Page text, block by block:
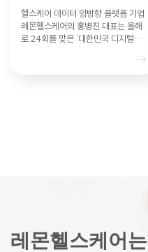
상 과기부 장관상
헬스케어 데이터 양방향 플랫폼 기업
레몬헬스케어의 홍병진 대표는 올해
로 24회를 맞은 ‘대한민국 디지털경
레몬헬스케어는